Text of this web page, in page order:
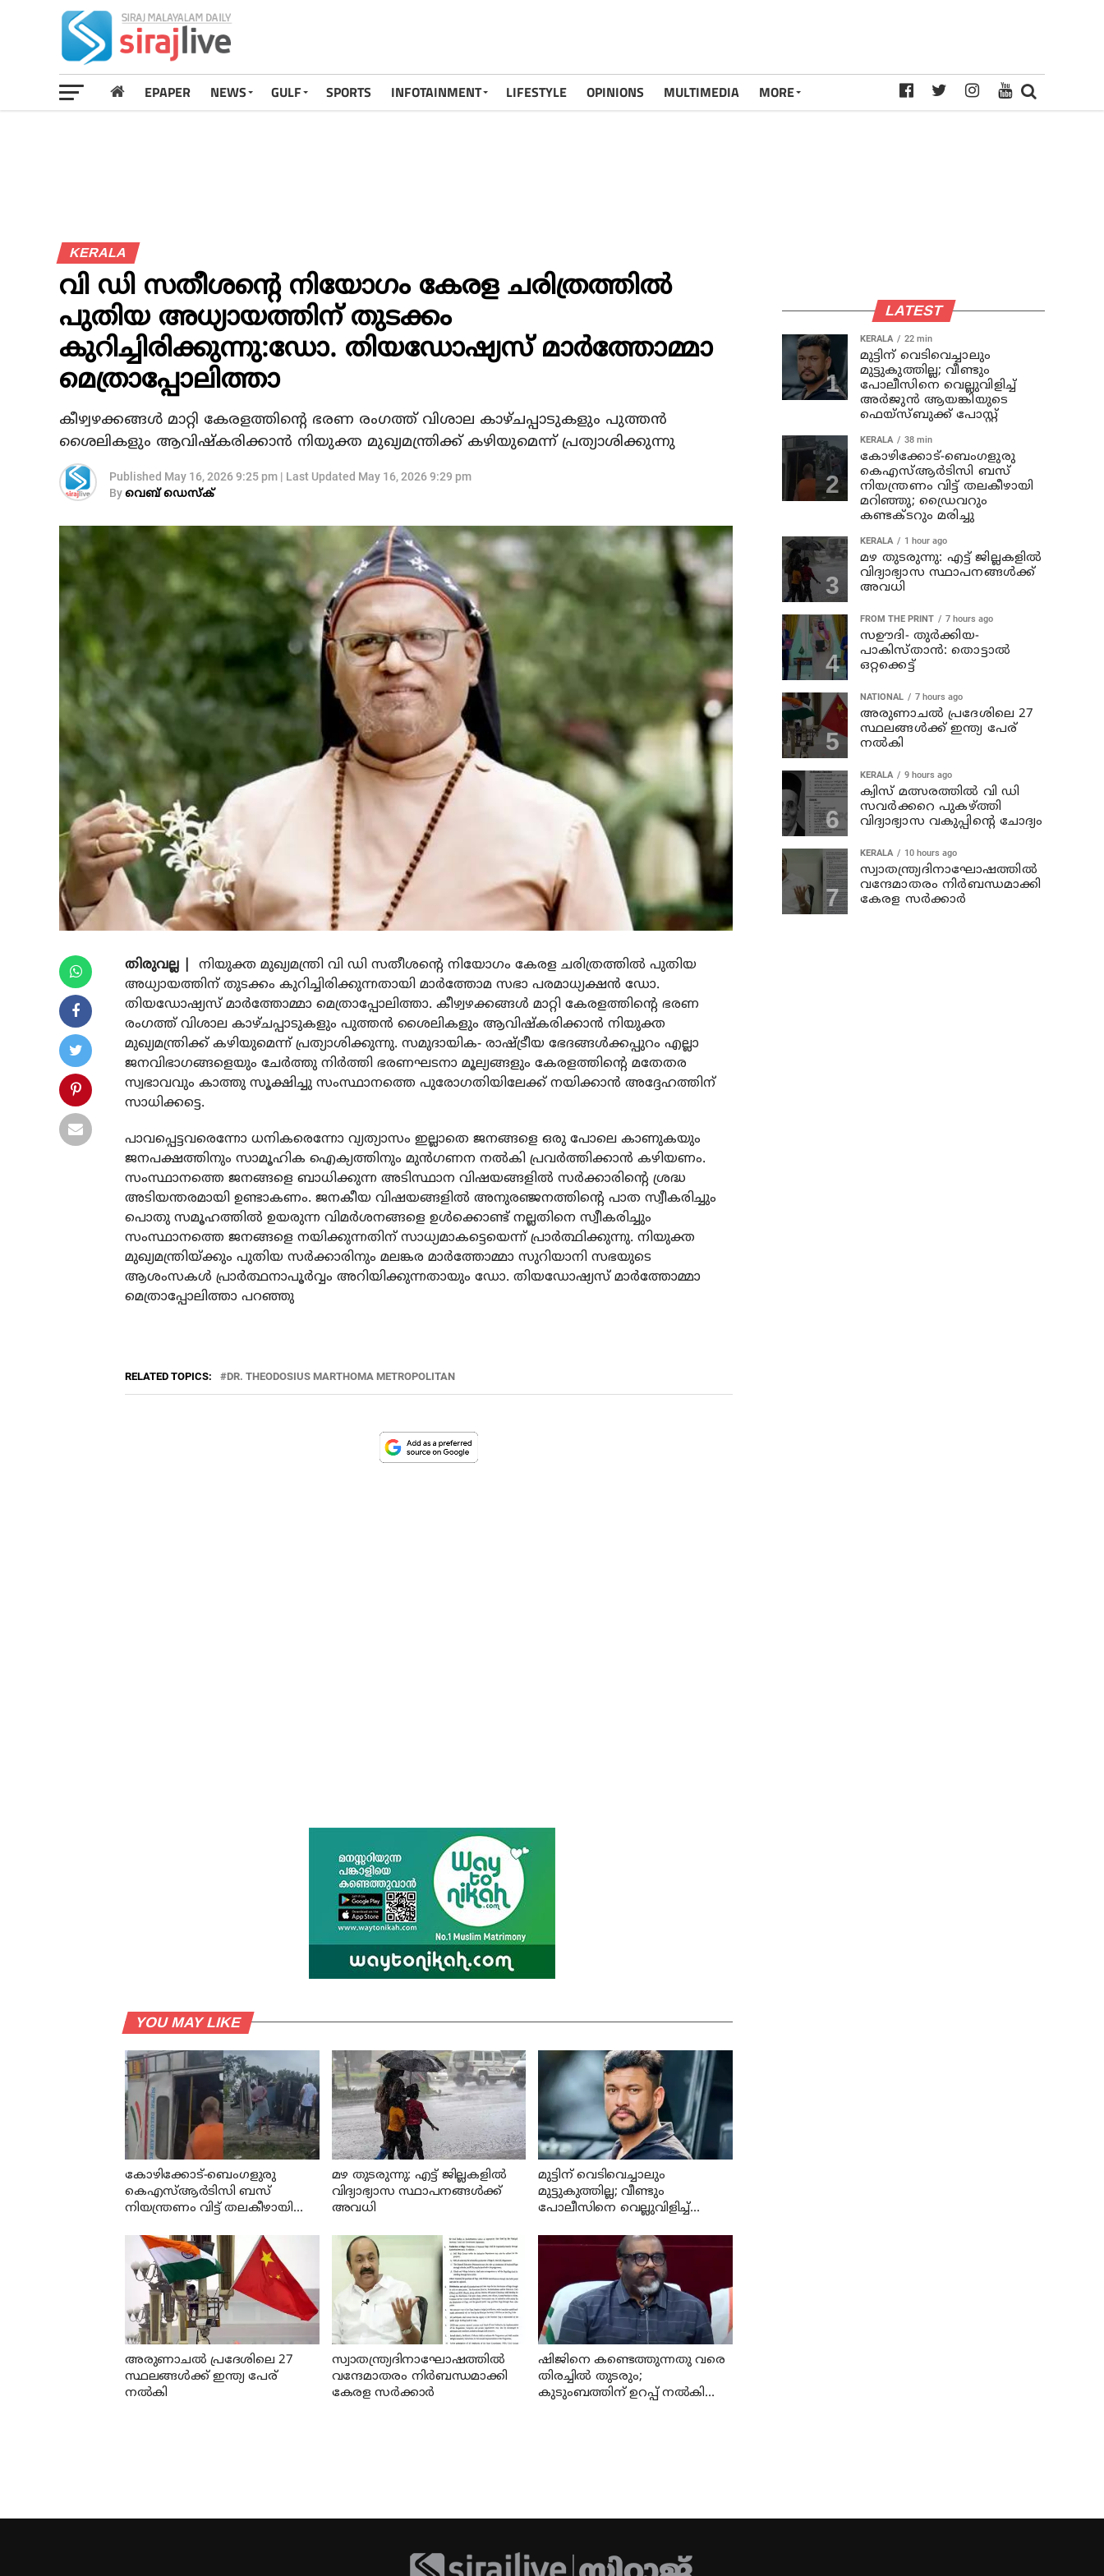
EPAPER NEWS GULF SPORTS INFOTAINMENT LIFESTYLE OPINIONS MULTIMEDIA MORE
KERALA
വി ഡി സതീശന്റെ നിയോഗം കേരള ചരിത്രത്തില്‍
പുതിയ അധ്യായത്തിന് തുടക്കം
കുറിച്ചിരിക്കുന്നു:ഡോ. തിയഡോഷ്യസ് മാര്‍ത്തോമ്മാ
മെത്രാപ്പോലിത്താ
കീഴ്വഴക്കങ്ങള്‍ മാറ്റി കേരളത്തിന്റെ ഭരണ രംഗത്ത് വിശാല കാഴ്ചപ്പാടുകളും പുത്തന്‍
ശൈലികളും ആവിഷ്‌കരിക്കാന്‍ നിയുക്ത മുഖ്യമന്ത്രിക്ക് കഴിയുമെന്ന് പ്രത്യാശിക്കുന്നു
Published May 16, 2026 9:25 pm | Last Updated May 16, 2026 9:29 pm
Byവെബ് ഡെസ്‌ക്
തിരുവല്ല |
നിയുക്ത മുഖ്യമന്ത്രി വി ഡി സതീശന്റെ നിയോഗം കേരള ചരിത്രത്തില്‍ പുതിയ
അധ്യായത്തിന് തുടക്കം കുറിച്ചിരിക്കുന്നതായി മാര്‍ത്തോമ സഭാ പരമാധ്യക്ഷന്‍ ഡോ.
തിയഡോഷ്യസ് മാര്‍ത്തോമ്മാ മെത്രാപ്പോലിത്താ. കീഴ്വഴക്കങ്ങള്‍ മാറ്റി കേരളത്തിന്റെ ഭരണ
രംഗത്ത് വിശാല കാഴ്ചപ്പാടുകളും പുത്തന്‍ ശൈലികളും ആവിഷ്‌കരിക്കാന്‍ നിയുക്ത
മുഖ്യമന്ത്രിക്ക് കഴിയുമെന്ന് പ്രത്യാശിക്കുന്നു. സമുദായിക- രാഷ്ട്രീയ ഭേദങ്ങള്‍ക്കപ്പുറം എല്ലാ
ജനവിഭാഗങ്ങളെയും ചേര്‍ത്തു നിര്‍ത്തി ഭരണഘടനാ മൂല്യങ്ങളും കേരളത്തിന്റെ മതേതര
സ്വഭാവവും കാത്തു സൂക്ഷിച്ചു സംസ്ഥാനത്തെ പുരോഗതിയിലേക്ക് നയിക്കാന്‍ അദ്ദേഹത്തിന്
സാധിക്കട്ടെ.
പാവപ്പെട്ടവരെന്നോ ധനികരെന്നോ വ്യത്യാസം ഇല്ലാതെ ജനങ്ങളെ ഒരു പോലെ കാണുകയും
ജനപക്ഷത്തിനും സാമൂഹിക ഐക്യത്തിനും മുന്‍ഗണന നല്‍കി പ്രവര്‍ത്തിക്കാന്‍ കഴിയണം.
സംസ്ഥാനത്തെ ജനങ്ങളെ ബാധിക്കുന്ന അടിസ്ഥാന വിഷയങ്ങളില്‍ സര്‍ക്കാരിന്റെ ശ്രദ്ധ
അടിയന്തരമായി ഉണ്ടാകണം. ജനകീയ വിഷയങ്ങളില്‍ അനുരഞ്ജനത്തിന്റെ പാത സ്വീകരിച്ചും
പൊതു സമൂഹത്തില്‍ ഉയരുന്ന വിമര്‍ശനങ്ങളെ ഉള്‍ക്കൊണ്ട് നല്ലതിനെ സ്വീകരിച്ചും
സംസ്ഥാനത്തെ ജനങ്ങളെ നയിക്കുന്നതിന് സാധ്യമാകട്ടെയെന്ന് പ്രാര്‍ത്ഥിക്കുന്നു. നിയുക്ത
മുഖ്യമന്ത്രിയ്ക്കും പുതിയ സര്‍ക്കാരിനും മലങ്കര മാര്‍ത്തോമ്മാ സുറിയാനി സഭയുടെ
ആശംസകള്‍ പ്രാര്‍ത്ഥനാപൂര്‍വ്വം അറിയിക്കുന്നതായും ഡോ. തിയഡോഷ്യസ് മാര്‍ത്തോമ്മാ
മെത്രാപ്പോലിത്താ പറഞ്ഞു
RELATED TOPICS: DR. THEODOSIUS MARTHOMA METROPOLITAN
YOU MAY LIKE
കോഴിക്കോട്-ബെംഗളുരു
കെഎസ്ആര്‍ടിസി ബസ്
നിയന്ത്രണം വിട്ട് തലകീഴായി
കണ്ടക്ടറും മരിച്ചു
മഴ തുടരുന്നു: എട്ട് ജില്ലകളില്‍
വിദ്യാഭ്യാസ സ്ഥാപനങ്ങള്‍ക്ക്
അവധി
മുട്ടിന് വെടിവെച്ചാലും
മുട്ടുകുത്തില്ല; വീണ്ടും
പോലീസിനെ വെല്ലുവിളിച്ച്
ഫെയ്‌സ്ബുക്ക് പോസ്റ്റ്
അരുണാചല്‍ പ്രദേശിലെ 27
സ്ഥലങ്ങള്‍ക്ക് ഇന്ത്യ പേര്
നല്‍കി
സ്വാതന്ത്ര്യദിനാഘോഷത്തില്‍
വന്ദേമാതരം നിര്‍ബന്ധമാക്കി
കേരള സര്‍ക്കാര്‍
ഷിജിനെ കണ്ടെത്തുന്നതു വരെ
തിരച്ചില്‍ തുടരും;
കുടുംബത്തിന് ഉറപ്പ് നല്‍കി
LATEST
KERALA 22 min
മുട്ടിന് വെടിവെച്ചാലും
മുട്ടുകുത്തില്ല; വീണ്ടും
പോലീസിനെ വെല്ലുവിളിച്ച്
അര്‍ജുന്‍ ആയങ്കിയുടെ
ഫെയ്‌സ്ബുക്ക് പോസ്റ്റ്
KERALA 38 min
കോഴിക്കോട്-ബെംഗളുരു
കെഎസ്ആര്‍ടിസി ബസ്
നിയന്ത്രണം വിട്ട് തലകീഴായി
മറിഞ്ഞു; ഡ്രൈവറും
കണ്ടക്ടറും മരിച്ചു
KERALA 1 hour ago
മഴ തുടരുന്നു: എട്ട് ജില്ലകളില്‍
വിദ്യാഭ്യാസ സ്ഥാപനങ്ങള്‍ക്ക്
അവധി
FROM THE PRINT 7 hours ago
സഊദി- തുർക്കിയ-
പാകിസ്താൻ: തൊട്ടാൽ
ഒറ്റക്കെട്ട്
NATIONAL 7 hours ago
അരുണാചല്‍ പ്രദേശിലെ 27
സ്ഥലങ്ങള്‍ക്ക് ഇന്ത്യ പേര്
നല്‍കി
KERALA 9 hours ago
ക്വിസ് മത്സരത്തില്‍ വി ഡി
സവര്‍ക്കറെ പുകഴ്ത്തി
വിദ്യാഭ്യാസ വകുപ്പിന്റെ ചോദ്യം
KERALA 10 hours ago
സ്വാതന്ത്ര്യദിനാഘോഷത്തില്‍
വന്ദേമാതരം നിര്‍ബന്ധമാക്കി
കേരള സര്‍ക്കാര്‍